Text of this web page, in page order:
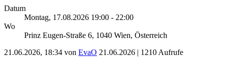
Datum
Montag, 17.08.2026 19:00 - 22:00
Wo
Prinz Eugen-Straße 6, 1040 Wien, Österreich
21.06.2026, 18:34 von EvaO 21.06.2026 | 1210 Aufrufe